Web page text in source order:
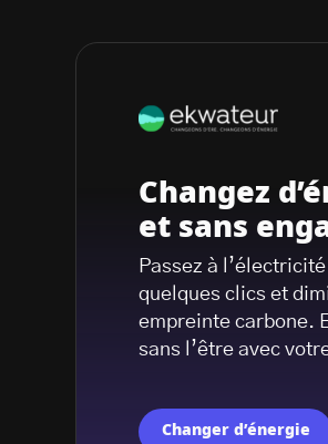
Changez
et sans
Passez à
quelques clics et
empreinte carbone.
sans l’être avec
Changer d’énergie